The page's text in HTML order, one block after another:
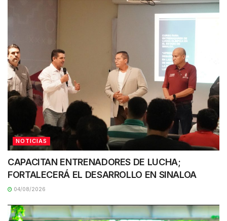
NOTICIAS
CAPACITAN ENTRENADORES DE LUCHA;
FORTALECERÁ EL DESARROLLO EN SINALOA
04/08/2026